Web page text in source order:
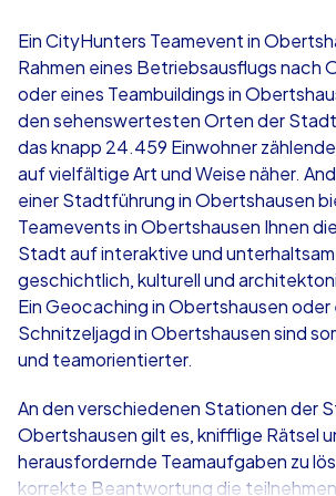
€49,99
iPad Tour
Obertshausen
1,5-3,0 h 15-1,000
Ein CityHunters Teamevent in
Rahmen eines Betriebsausflugs nach
oder eines Teambuildings in
den sehenswertesten Orten der
das knapp 24.459 Einwohner
auf vielfältige Art und Weise näher.
einer Stadtführung in Obertshausen
Teamevents in Obertshausen Ihnen
Stadt auf interaktive und
geschichtlich, kulturell und
Ein Geocaching in Obertshausen oder
Schnitzeljagd in Obertshausen sind
und teamorientierter.
An den verschiedenen Stationen der
Obertshausen gilt es, knifflige Rätsel
herausfordernde Teamaufgaben zu
korrekte Beantwortung die